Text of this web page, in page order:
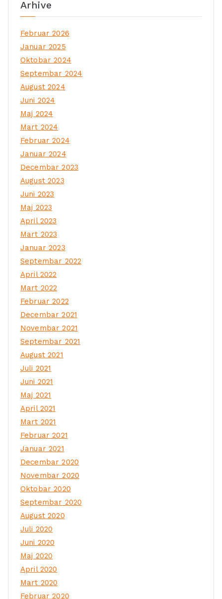
Arhive
Februar 2026
Januar 2025
Oktobar 2024
Septembar 2024
August 2024
Juni 2024
Maj 2024
Mart 2024
Februar 2024
Januar 2024
Decembar 2023
August 2023
Juni 2023
Maj 2023
April 2023
Mart 2023
Januar 2023
Septembar 2022
April 2022
Mart 2022
Februar 2022
Decembar 2021
Novembar 2021
Septembar 2021
August 2021
Juli 2021
Juni 2021
Maj 2021
April 2021
Mart 2021
Februar 2021
Januar 2021
Decembar 2020
Novembar 2020
Oktobar 2020
Septembar 2020
August 2020
Juli 2020
Juni 2020
Maj 2020
April 2020
Mart 2020
Februar 2020